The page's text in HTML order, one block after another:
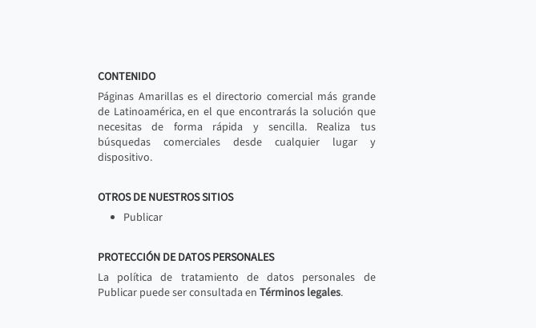
CONTENIDO
Páginas Amarillas es el directorio comercial más grande
de Latinoamérica, en el que encontrarás la solución que
necesitas de forma rápida y sencilla. Realiza tus
búsquedas comerciales desde cualquier lugar y
dispositivo.
OTROS DE NUESTROS SITIOS
Publicar
PROTECCIÓN DE DATOS PERSONALES
La política de tratamiento de datos personales de
Publicar puede ser consultada en Términos legales.